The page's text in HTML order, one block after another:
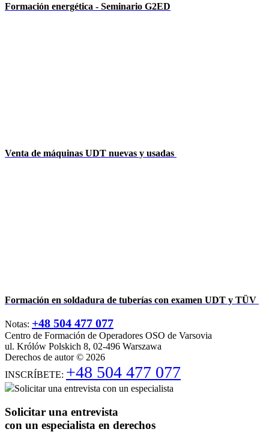
Formación energética - Seminario G2ED
Venta de máquinas UDT nuevas y usadas
Formación en soldadura de tuberías con examen UDT y TÜV
Notas: +48 504 477 077
Centro de Formación de Operadores OSO de Varsovia
ul. Królów Polskich 8, 02-496 Warszawa
Derechos de autor © 2026
INSCRÍBETE: +48 504 477 077
Solicitar una entrevista con un especialista
Solicitar una entrevista
con un especialista en derechos